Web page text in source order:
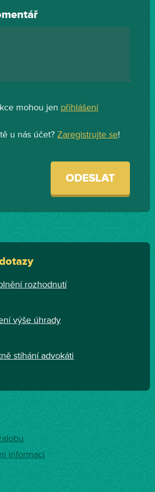
mohou jen přihlášení
u nás účet? Zaregistrujte se!
ODESLAT
rozhodnutí
výše úhrady
stíhání advokáti
informaci